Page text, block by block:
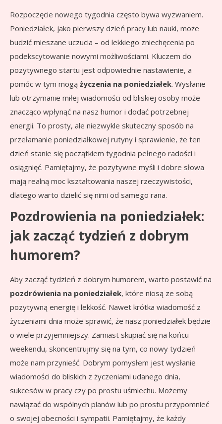
Rozpoczęcie nowego tygodnia często bywa wyzwaniem.
Poniedziałek, jako pierwszy dzień pracy lub nauki, może
budzić mieszane uczucia – od lekkiego zniechęcenia po
podekscytowanie nowymi możliwościami. Kluczem do
pozytywnego startu jest odpowiednie nastawienie, a
pomóc w tym mogą życzenia na poniedziałek. Wysłanie
lub otrzymanie miłej wiadomości od bliskiej osoby może
znacząco wpłynąć na nasz humor i dodać potrzebnej
energii. To prosty, ale niezwykle skuteczny sposób na
przełamanie poniedziałkowej rutyny i sprawienie, że ten
dzień stanie się początkiem tygodnia pełnego radości i
osiągnięć. Pamiętajmy, że pozytywne myśli i dobre słowa
mają realną moc kształtowania naszej rzeczywistości,
dlatego warto dzielić się nimi od samego rana.
Pozdrowienia na poniedziałek:
jak zacząć tydzień z dobrym
humorem?
Aby zacząć tydzień z dobrym humorem, warto postawić na
pozdrówienia na poniedziałek, które niosą ze sobą
pozytywną energię i lekkość. Nawet krótka wiadomość z
życzeniami dnia może sprawić, że nasz poniedziałek będzie
o wiele przyjemniejszy. Zamiast skupiać się na końcu
weekendu, skoncentrujmy się na tym, co nowy tydzień
może nam przynieść. Dobrym pomysłem jest wysłanie
wiadomości do bliskich z życzeniami udanego dnia,
sukcesów w pracy czy po prostu uśmiechu. Możemy
nawiązać do wspólnych planów lub po prostu przypomnieć
o swojej obecności i sympatii. Pamiętajmy, że każdy